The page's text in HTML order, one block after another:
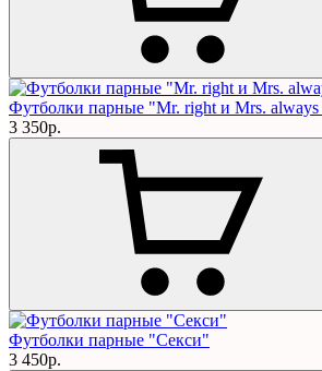
Футболки парные "Mr. right и Mrs.
3 350р.
Футболки парные "Секси"
3 450р.